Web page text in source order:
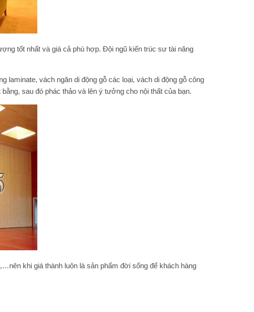
tốt nhất và giá cả phù hợp. Đội ngũ kiến trúc sư tài năng
laminate, vách ngăn di động gỗ các loại, vách di động gỗ công
sau đó phác thảo và lên ý tưởng cho nội thất của bạn.
khi giá thành luôn là sản phẩm đời sống để khách hàng